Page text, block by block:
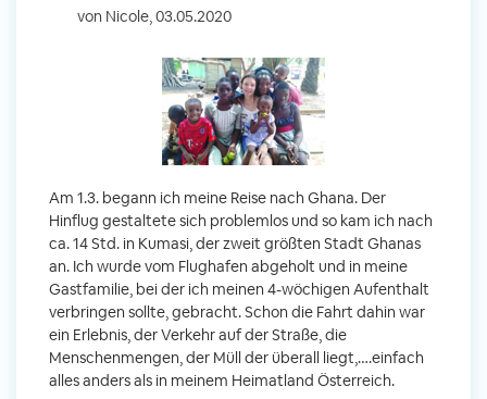
von Nicole, 03.05.2020
Am 1.3. begann ich meine Reise nach Ghana. Der
Hinflug gestaltete sich problemlos und so kam ich nach
ca. 14 Std. in Kumasi, der zweit größten Stadt Ghanas
an. Ich wurde vom Flughafen abgeholt und in meine
Gastfamilie, bei der ich meinen 4-wöchigen Aufenthalt
verbringen sollte, gebracht. Schon die Fahrt dahin war
ein Erlebnis, der Verkehr auf der Straße, die
Menschenmengen, der Müll der überall liegt,….einfach
alles anders als in meinem Heimatland Österreich.